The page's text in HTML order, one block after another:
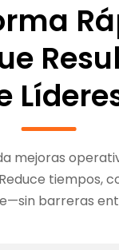
mejoras
tiempos,
barreras